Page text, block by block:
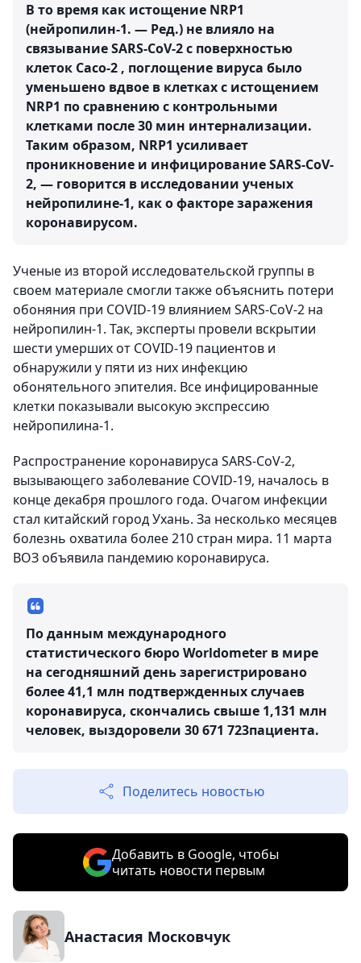
В то время как истощение NRP1
(нейропилин-1. — Ред.) не влияло на
связывание SARS-CoV-2 с поверхностью
клеток Caco-2 , поглощение вируса было
уменьшено вдвое в клетках с истощением
NRP1 по сравнению с контрольными
клетками после 30 мин интернализации.
Таким образом, NRP1 усиливает
проникновение и инфицирование SARS-CoV-
2, — говорится в исследовании ученых
нейропилине-1, как о факторе заражения
коронавирусом.
Ученые из второй исследовательской группы в
своем материале смогли также объяснить потери
обоняния при COVID-19 влиянием SARS-CoV-2 на
нейропилин-1. Так, эксперты провели вскрытии
шести умерших от COVID-19 пациентов и
обнаружили у пяти из них инфекцию
обонятельного эпителия. Все инфицированные
клетки показывали высокую экспрессию
нейропилина-1.
Распространение коронавируса SARS-CoV-2,
вызывающего заболевание COVID-19, началось в
конце декабря прошлого года. Очагом инфекции
стал китайский город Ухань. За несколько месяцев
болезнь охватила более 210 стран мира. 11 марта
ВОЗ объявила пандемию коронавируса.
По данным международного
статистического бюро Worldometer в мире
на сегодняшний день зарегистрировано
более 41,1 млн подтвержденных случаев
коронавируса, скончались свыше 1,131 млн
человек, выздоровели 30 671 723пациента.
Поделитесь новостью
Добавить в Google, чтобы
читать новости первым
Анастасия Московчук